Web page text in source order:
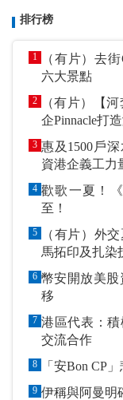
排行榜
1
（有片）去
六大景點
2
（有片）【河
企Pinnacle打
3 惠及1500戶
資港企義工力
4 歡歌一夏！
至！
5
（有片）外
馬拓印及扎染
6 幣安開放美
移
7 港區代表：
交流合作
8 「安Bon CP
9 伊稱與阿曼明